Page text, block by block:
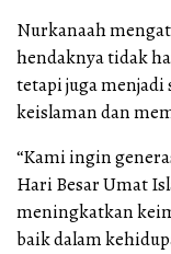
Nurkanaah
hendaknya tidak
tetapi juga
keislaman dan
“Kami ingin
Hari Besar Umat
meningkatkan
baik dalam